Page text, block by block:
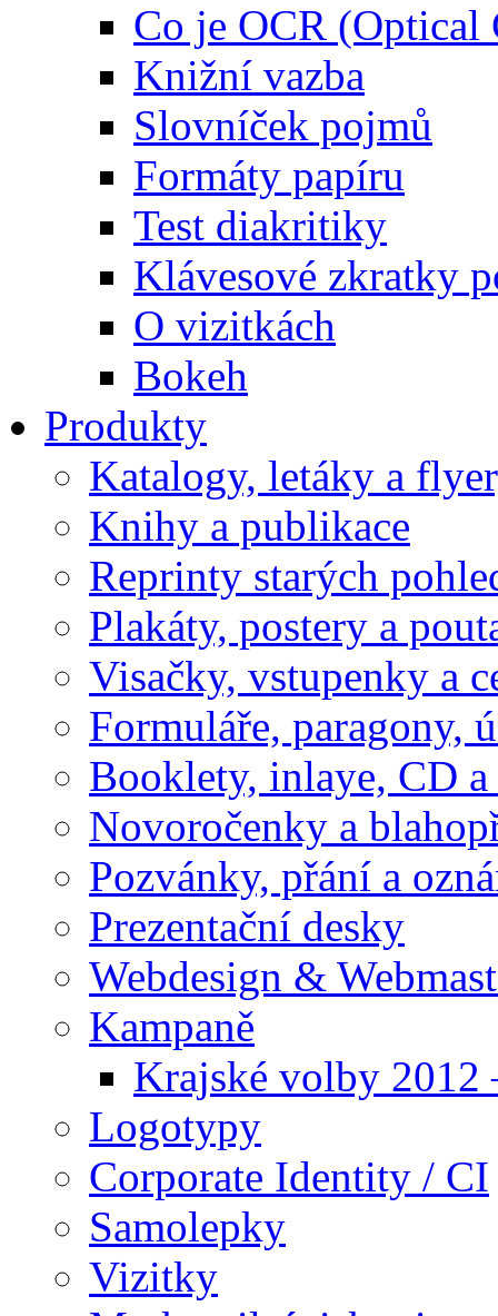
Co je OCR
Knižní vazba
Slovníček pojmů
Formáty papíru
Test diakritiky
Klávesové zkratky
O vizitkách
Bokeh
Produkty
Katalogy, letáky a
Knihy a publikace
Reprinty starých
Plakáty, postery a
Visačky, vstupenky a
Formuláře, paragony,
Booklety, inlaye, CD
Novoročenky a
Pozvánky, přání a
Prezentační desky
Webdesign &
Kampaně
Krajské volby
Logotypy
Corporate Identity / CI
Samolepky
Vizitky